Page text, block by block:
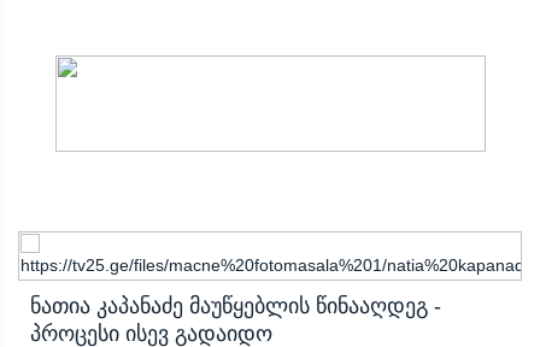
Ნათია Კაპანაძე Მაუწყებლის Წინააღდეგ -
Პროცესი Ისევ Გადაიდო